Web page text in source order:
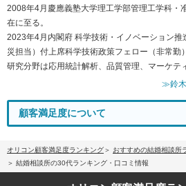
2008年4月慶應義塾大学理工学部管理工学科・
在に至る。
2023年4月内閣府 科学技術・イノベーション
災担当）付上席科学技術政策フェロー（非常勤）
研究分野は応用統計解析、品質管理、マーケテ
≫鈴木
顧客満足度について
オリコン顧客満足度ランキング おすすめの結婚相談所
結婚相談所の30代ランキング・口コミ情報